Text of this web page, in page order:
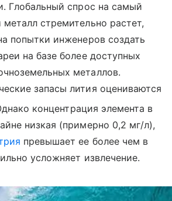
Глобальный спрос на самый
стремительно растет,
попытки инженеров создать
на базе более доступных
металлов.
запасы лития оцениваются
концентрация элемента в
низкая (примерно 0,2 мг/л),
превышает ее более чем в
усложняет извлечение.